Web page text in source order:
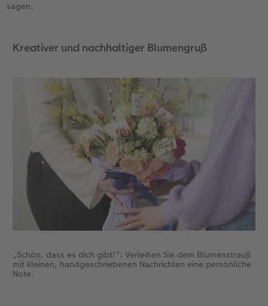
sagen.
Kreativer und nachhaltiger Blumengruß
„Schön, dass es dich gibt!“: Verleihen Sie dem Blumenstrauß
mit kleinen, handgeschriebenen Nachrichten eine persönliche
Note.